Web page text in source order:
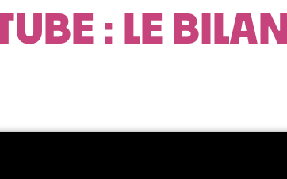
: LE